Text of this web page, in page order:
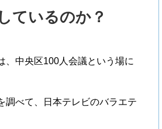
ているのか？
、中央区100人会議という場に
調べて、日本テレビのバラエテ